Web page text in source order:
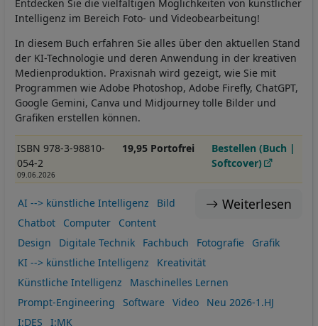
Entdecken Sie die vielfältigen Möglichkeiten von künstlicher
Intelligenz im Bereich Foto- und Videobearbeitung!
In diesem Buch erfahren Sie alles über den aktuellen Stand
der KI-Technologie und deren Anwendung in der kreativen
Medienproduktion. Praxisnah wird gezeigt, wie Sie mit
Programmen wie Adobe Photoshop, Adobe Firefly, ChatGPT,
Google Gemini, Canva und Midjourney tolle Bilder und
Grafiken erstellen können.
ISBN 978-3-98810-
054-2
09.06.2026
19,95 Portofrei
Bestellen (Buch |
Softcover)
Weiterlesen
AI --> künstliche Intelligenz
Bild
Chatbot
Computer
Content
Design
Digitale Technik Fachbuch Fotografie
Grafik
KI --> künstliche Intelligenz
Kreativität
Künstliche Intelligenz
Maschinelles Lernen
Prompt-Engineering
Software Video
Neu 2026-1.HJ
I:DES
I:MK